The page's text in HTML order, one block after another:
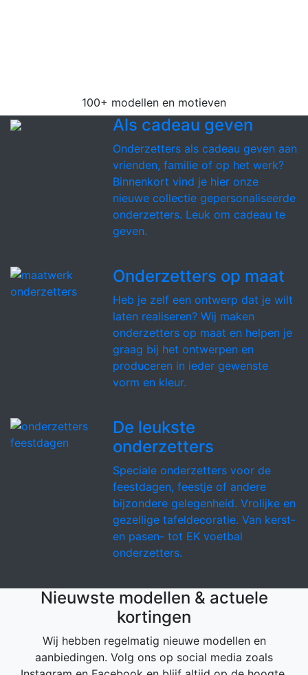
100+ modellen en motieven
Als cadeau geven
Onderzetters als cadeau geven aan
vrienden, familie of op het werk?
Binnenkort vind je hier onze
nieuwe collectie gepersonaliseerde
onderzetters. Leuk om cadeau te
geven.
Onderzetters op maat
Heb je zelf een ontwerp dat je wilt
laten realiseren? Wij maken
onderzetters op maat en helpen je
graag bij het ontwerpen en
produceren in ieder gewenste
vorm en kleur.
De leukste
onderzetters
Speciale onderzetters voor de
feestdagen, feestje of andere
bijzondere gelegenheid. Vrolijke en
gezellige tafeldecoratie. Van kerst-
en pasen- tot EK voetbal
onderzetters.
Nieuwste modellen & actuele
kortingen
Wij hebben regelmatig nieuwe modellen en
aanbiedingen. Volg ons op social media zoals